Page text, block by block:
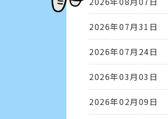
2026年07月31日
2026年07月24日
2026年03月03日
2026年02月09日